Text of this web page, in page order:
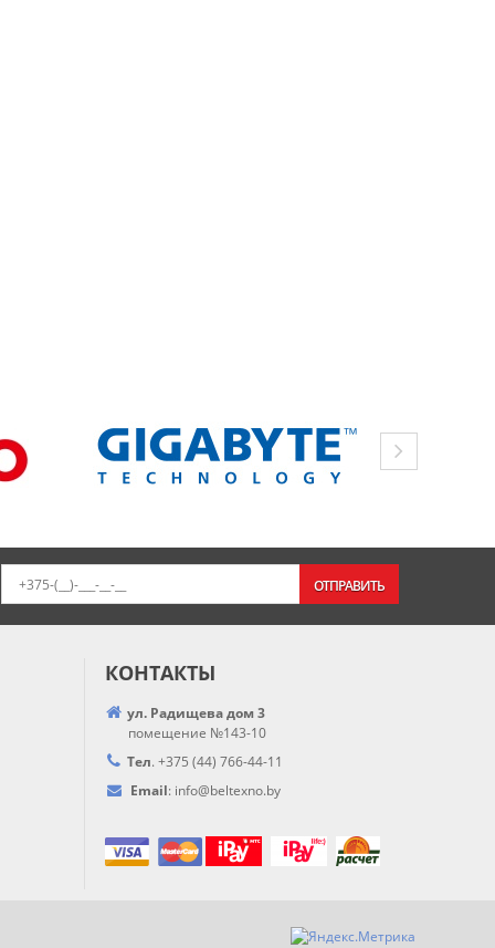
ОТПРАВИТЬ
КОНТАКТЫ
ул. Радищева дом 3
помещение №143-10
Тел. +375 (44) 766-44-11
Email: info@beltexno.by